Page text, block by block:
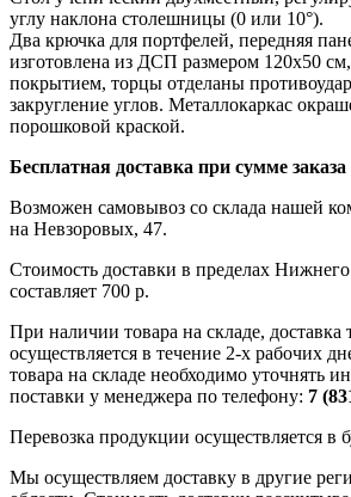
углу наклона столешницы (0 или 10°).
Два крючка для портфелей, передняя
изготовлена из ДСП размером 120х50
покрытием, торцы отделаны
закругление углов. Металлокаркас
порошковой краской.
Бесплатная доставка при сумме заказа
Возможен самовывоз со склада нашей
на Невзоровых, 47.
Стоимость доставки в пределах
составляет 700 р.
При наличии товара на складе, доставка
осуществляется в течение 2-х рабочих
товара на складе необходимо уточнять
поставки у менеджера по телефону: 7
Перевозка продукции осуществляется в
Мы осуществляем доставку в другие